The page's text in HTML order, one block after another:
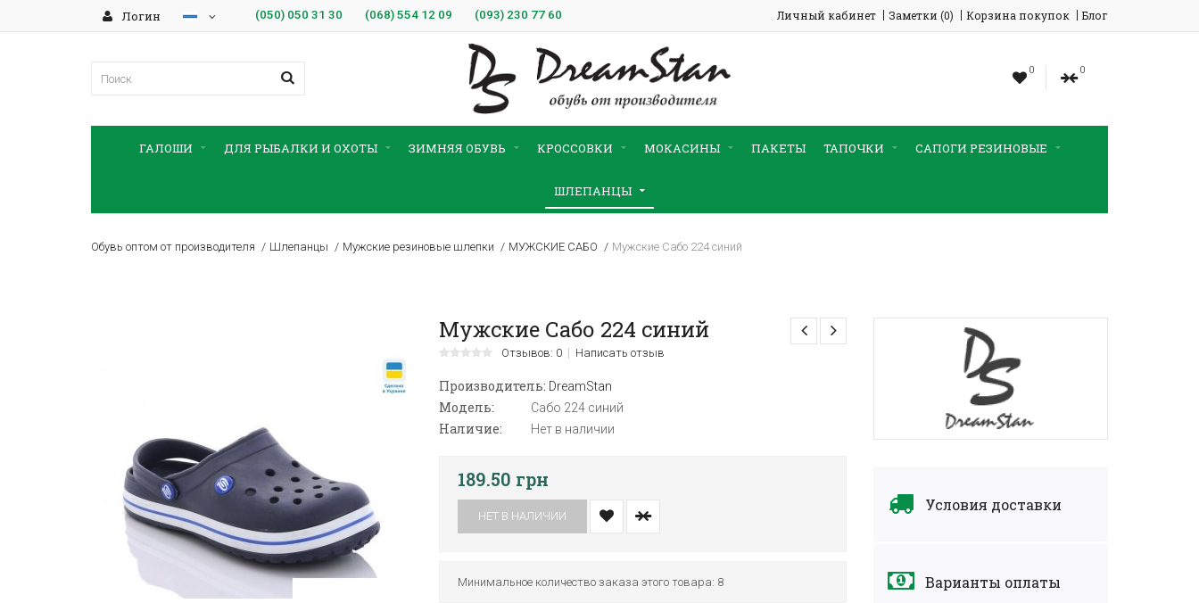
Логин (050) 050 31 30 (068) 554 12 09 (093) 230 77 60 Личный кабинет Заметки (0) Корзина покупок Блог
0 0
ГАЛОШИ ДЛЯ РЫБАЛКИ И ОХОТЫ ЗИМНЯЯ ОБУВЬ КРОССОВКИ МОКАСИНЫ ПАКЕТЫ ТАПОЧКИ САПОГИ РЕЗИНОВЫЕ
ШЛЕПАНЦЫ
Обувь оптом от производителя Шлепанцы Мужские резиновые шлепки МУЖСКИЕ САБО Мужские Сабо 224 синий
Условия доставки
Варианты оплаты
Мужские Сабо 224 синий
Отзывов: 0 Написать отзыв
Производитель: DreamStan
Модель: Сабо 224 синий
Наличие: Нет в наличии
189.50 грн
НЕТ В НАЛИЧИИ
Минимальное количество заказа этого товара: 8